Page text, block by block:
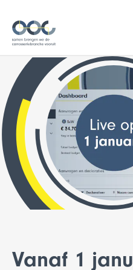
Studentbegeleiding
Vanaf 1